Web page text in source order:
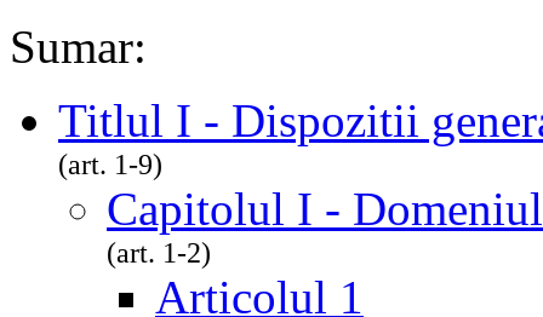
Sumar:
Titlul I - Dispozitii
(art. 1-9)
Capitolul I -
(art. 1-2)
Articolul 1